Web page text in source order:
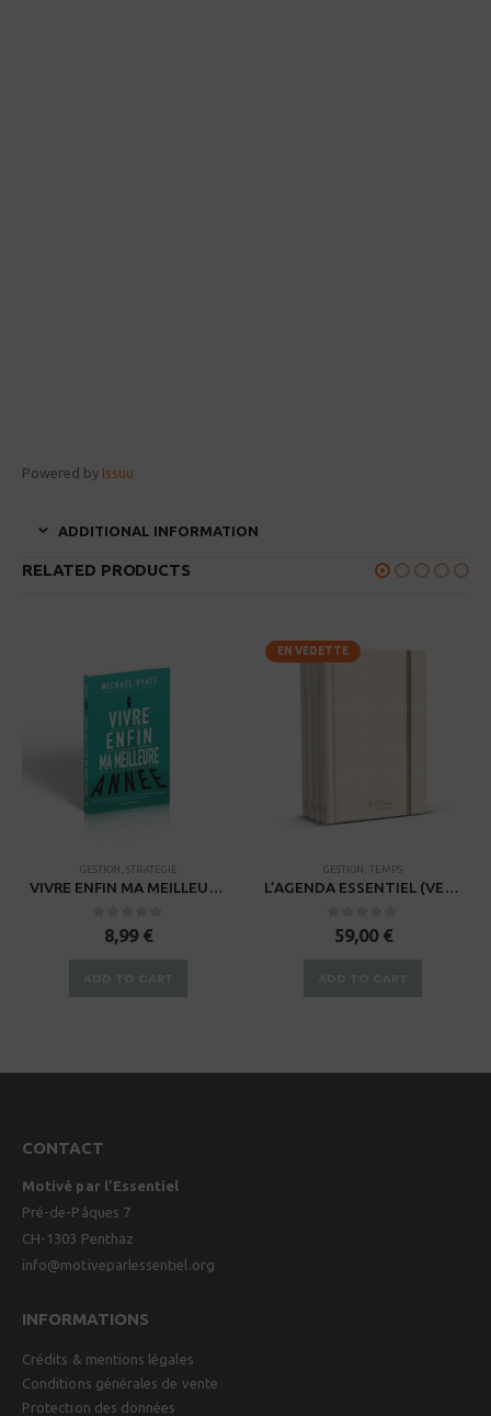
Powered by Issuu
ADDITIONAL INFORMATION
RELATED PRODUCTS
GESTION STRATEGIE
VIVRE ENFIN MA MEILLEURE ANNEE – KINDLE
sur 5
8,99 €
EN VEDETTE
GESTION TEMPS
L’AGENDA ESSENTIEL (VERSION POCHE) Planifier vos objectifs (Abonnement annuel de 4 exemplaires à renouveler)
0sur 5
59,00 €
CONTACT
Motivé par l’Essentiel
Pré-de-Pâques 7
CH-1303 Penthaz
info@motiveparlessentiel.org
INFORMATIONS
Crédits & mentions légales
Conditions générales de vente
Protection des données